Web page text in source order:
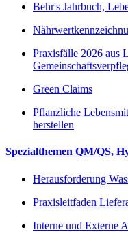
Behr's Jahrbuch,
Praxisfälle 2026 aus
Green Claims
Pflanzliche
herstellen
Spezialthemen QM/QS,
Herausforderung
Praxisleitfaden
Interne und Externe